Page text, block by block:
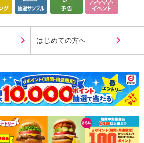
はじめての方へ